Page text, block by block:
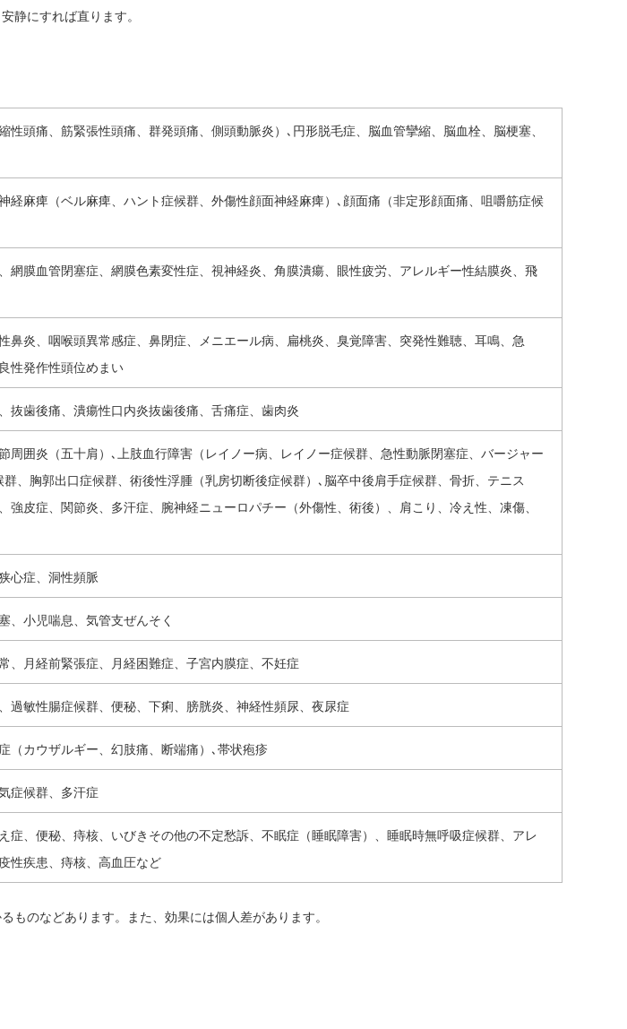
静にすれば直ります。
性頭痛、筋緊張性頭痛、群発頭痛、側頭動脈炎）､円形脱毛症、脳血管攣縮、脳血栓、脳梗塞、
経麻痺（ベル麻痺、ハント症候群、外傷性顔面神経麻痺）､顔面痛（非定形顔面痛、咀嚼筋症候
網膜血管閉塞症、網膜色素変性症、視神経炎、角膜潰瘍、眼性疲労、アレルギー性結膜炎、飛
鼻炎、咽喉頭異常感症、鼻閉症、メニエール病、扁桃炎、臭覚障害、突発性難聴、耳鳴、急
性発作性頭位めまい
抜歯後痛、潰瘍性口内炎抜歯後痛、舌痛症、歯肉炎
周囲炎（五十肩）､上肢血行障害（レイノー病、レイノー症候群、急性動脈閉塞症、バージャー
、胸郭出口症候群、術後性浮腫（乳房切断後症候群）､脳卒中後肩手症候群、骨折、テニス
強皮症、関節炎、多汗症、腕神経ニューロパチー（外傷性、術後）、肩こり、冷え性、凍傷、
心症、洞性頻脈
、小児喘息、気管支ぜんそく
、月経前緊張症、月経困難症、子宮内膜症、不妊症
過敏性腸症候群、便秘、下痢、膀胱炎、神経性頻尿、夜尿症
（カウザルギー、幻肢痛、断端痛）､帯状疱疹
症候群、多汗症
症、便秘、痔核、いびきその他の不定愁訴、不眠症（睡眠障害）、睡眠時無呼吸症候群、アレ
性疾患、痔核、高血圧など
ものなどあります。また、効果には個人差があります。